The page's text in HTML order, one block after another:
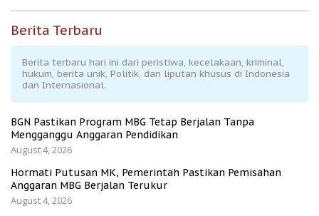
Berita Terbaru
Berita terbaru hari ini dari peristiwa, kecelakaan, kriminal,
hukum, berita unik, Politik, dan liputan khusus di Indonesia
dan Internasional.
BGN Pastikan Program MBG Tetap Berjalan Tanpa
Mengganggu Anggaran Pendidikan
August 4, 2026
Hormati Putusan MK, Pemerintah Pastikan Pemisahan
Anggaran MBG Berjalan Terukur
August 4, 2026